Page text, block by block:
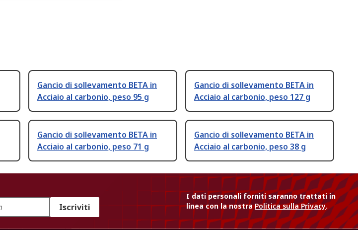
Gancio di sollevamento BETA in
Acciaio al carbonio, peso 95 g
Gancio di sollevamento BETA in
Acciaio al carbonio, peso 127 g
Gancio di sollevamento BETA in
Acciaio al carbonio, peso 71 g
Gancio di sollevamento BETA in
Acciaio al carbonio, peso 38 g
Iscriviti
I dati personali forniti saranno trattati in
linea con la nostraPolitica sulla Privacy.